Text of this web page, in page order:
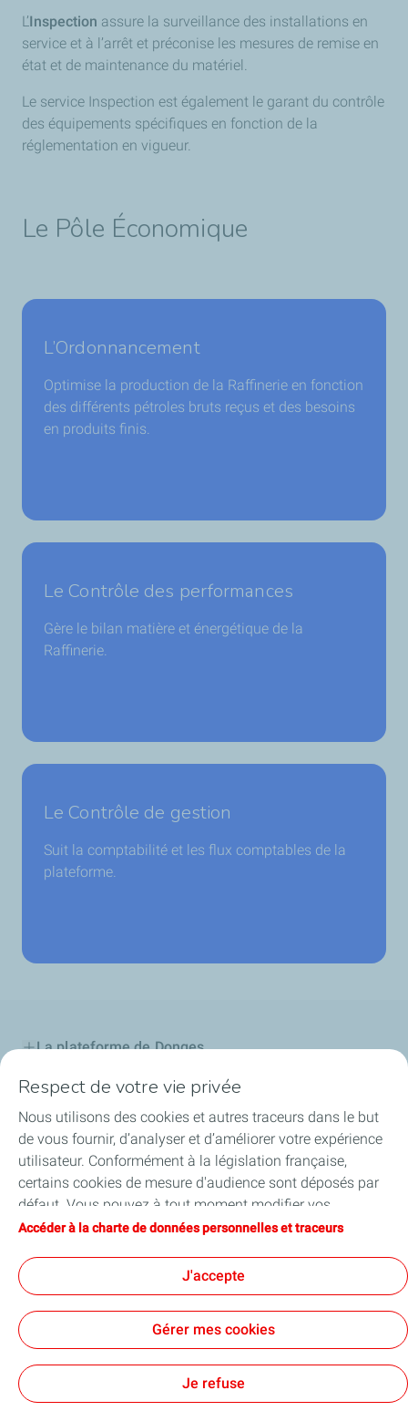
L’Inspection assure la surveillance des installations en
service et à l’arrêt et préconise les mesures de remise en
état et de maintenance du matériel.
Le service Inspection est également le garant du contrôle
des équipements spécifiques en fonction de la
réglementation en vigueur.
Le Pôle Économique
L’Ordonnancement
Optimise la production de la Raffinerie en fonction
des différents pétroles bruts reçus et des besoins
en produits finis.
Le Contrôle des performances
Gère le bilan matière et énergétique de la
Raffinerie.
Le Contrôle de gestion
Suit la comptabilité et les flux comptables de la
plateforme.
La plateforme de Donges
Notre engagement
Projet d'avenir
Maintenance
Publications
Suivi des signalements
Accessibilité: partiellement conforme
Respect de votre vie privée
Nous utilisons des cookies et autres traceurs dans le but
de vous fournir, d’analyser et d’améliorer votre expérience
utilisateur. Conformément à la législation française,
certains cookies de mesure d'audience sont déposés par
défaut. Vous pouvez à tout moment modifier vos
paramètres de cookies en cliquant sur le bouton « Gérer
vous acceptez le dépôt de l’ensemble des cookies. Dans le
cas où vous cliquez sur « Je refuse », seuls les cookies
techniques nécessaires au bon fonctionnement du site
seront utilisés. Pour plus d’informations, vous pouvez
traceurs ».
Accéder à la charte de données personnelles et traceurs
J'accepte
Gérer mes cookies
Je refuse